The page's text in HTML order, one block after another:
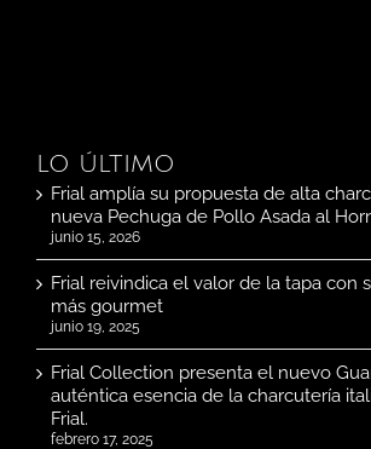
LO ÚLTIMO
Frial amplía su propuesta de alta
nueva Pechuga de Pollo Asada al
junio 15, 2026
Frial reivindica el valor de la tapa con
más gourmet
junio 19, 2025
Frial Collection presenta el nuevo
auténtica esencia de la charcutería
Frial.
febrero 17, 2025